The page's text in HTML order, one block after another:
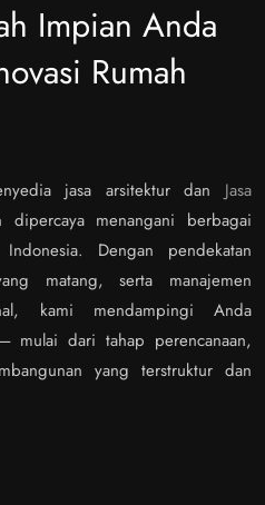
Impian Anda
Rumah
jasa arsitektur dan Jasa
dipercaya menangani berbagai
Dengan pendekatan
matang, serta manajemen
kami mendampingi Anda
mulai dari tahap perencanaan,
yang terstruktur dan